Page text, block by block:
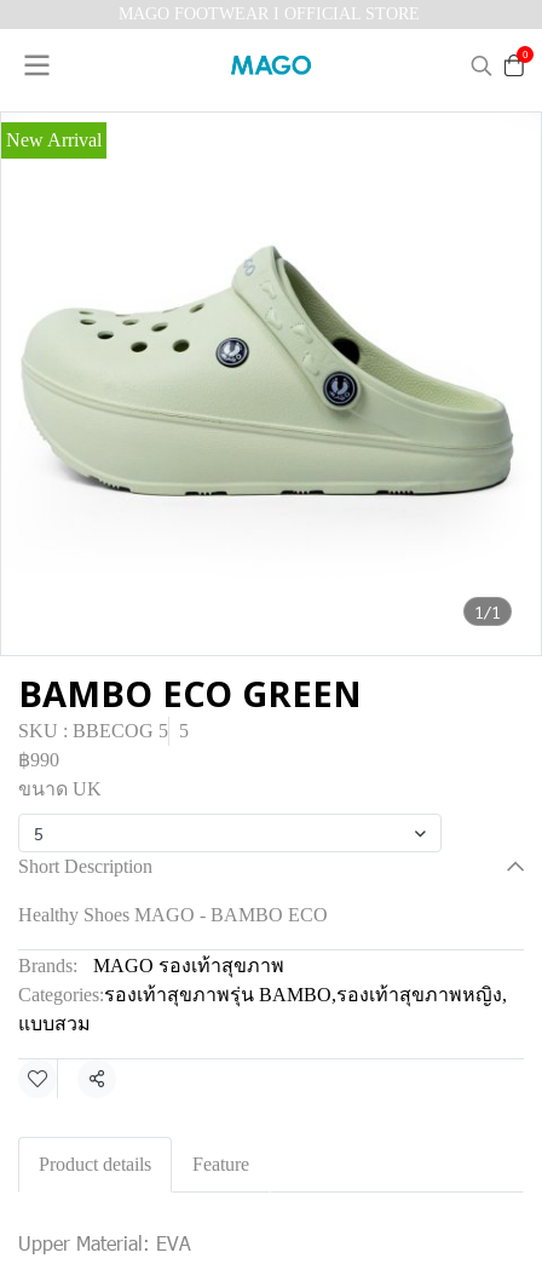
MAGO FOOTWEAR I OFFICIAL STORE
0
1/1
New Arrival
BAMBO ECO GREEN
SKU : BBECOG 5 5
฿990
ขนาด UK
5
Short Description
Healthy Shoes MAGO - BAMBO ECO
Brands:
MAGO รองเท้าสุขภาพ
Categories:รองเท้าสุขภาพรุ่น BAMBO,รองเท้าสุขภาพหญิง,
แบบสวม
Share
Product details Feature
Upper Material: EVA